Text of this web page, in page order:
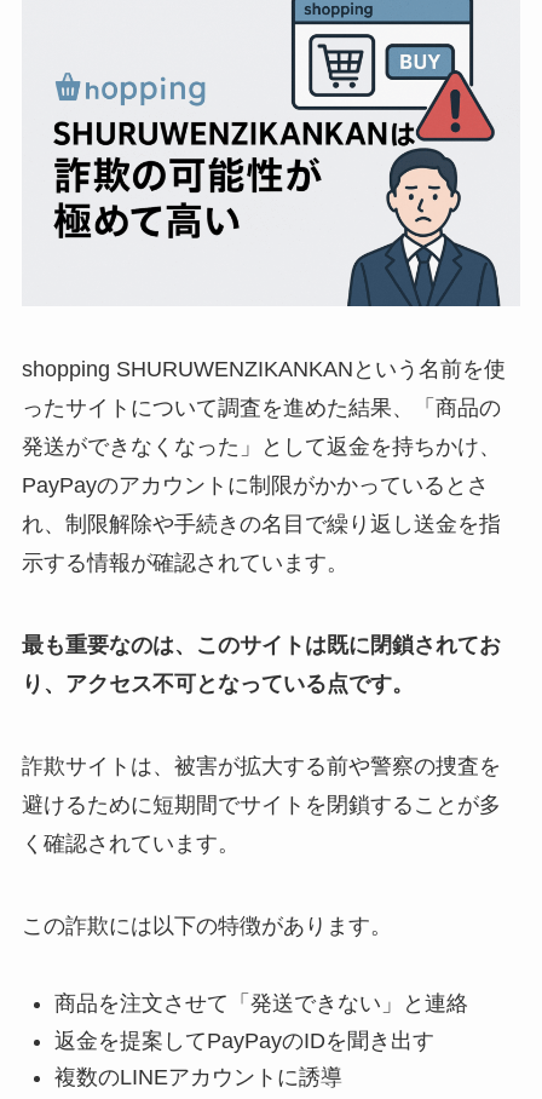
shopping SHURUWENZIKANKANという名前を使
ったサイトについて調査を進めた結果、「商品の
発送ができなくなった」として返金を持ちかけ、
PayPayのアカウントに制限がかかっているとさ
れ、制限解除や手続きの名目で繰り返し送金を指
示する情報が確認されています。
最も重要なのは、このサイトは既に閉鎖されてお
り、アクセス不可となっている点です。
詐欺サイトは、被害が拡大する前や警察の捜査を
避けるために短期間でサイトを閉鎖することが多
く確認されています。
この詐欺には以下の特徴があります。
商品を注文させて「発送できない」と連絡
返金を提案してPayPayのIDを聞き出す
複数のLINEアカウントに誘導